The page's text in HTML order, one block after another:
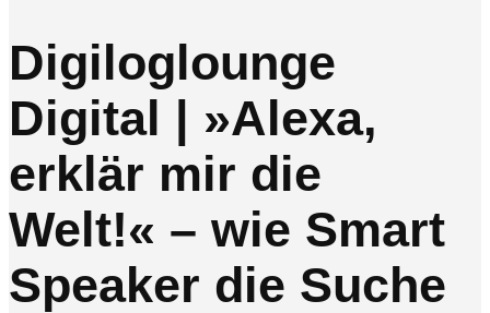
Digiloglounge
Digital | »Alexa,
erklär mir die
Welt!« – wie Smart
Speaker die Suche